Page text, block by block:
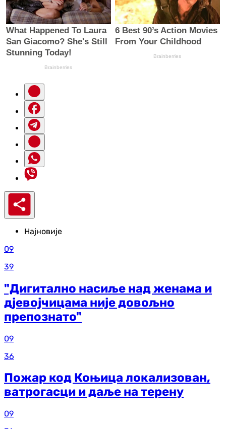
Најновије
09
39
"Дигитално насиље над женама и
дјевојчицама није довољно
препознато"
09
36
Пожар код Коњица локализован,
ватрогасци и даље на терену
09